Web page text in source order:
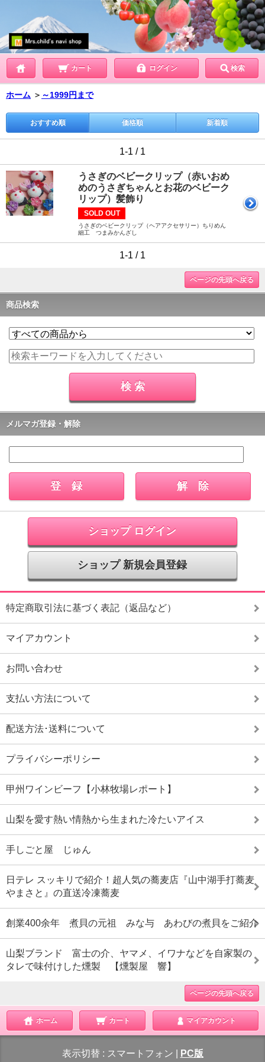
カート ログイン 検索
ホーム ＞ ～1999円まで
おすすめ順 価格順 新着順
1-1 / 1
うさぎのベビークリップ（赤いおめ
めのうさぎちゃんとお花のベビーク
リップ）髪飾り
SOLD OUT
うさぎのベビークリップ（ヘアアクセサリー）ちりめん
細工 つまみかんざし
1-1 / 1
ページの先頭へ戻る
商品検索
メルマガ登録・解除
ショップ ログイン
ショップ 新規会員登録
特定商取引法に基づく表記（返品など）
マイアカウント
お問い合わせ
支払い方法について
配送方法･送料について
プライバシーポリシー
甲州ワインビーフ【小林牧場レポート】
山梨を愛す熱い情熱から生まれた冷たいアイス
手しごと屋 じゅん
日テレ スッキリで紹介！超人気の蕎麦店『山中湖手打蕎麦
やまさと』の直送冷凍蕎麦
創業400余年 煮貝の元祖 みな与 あわびの煮貝をご紹介
山梨ブランド 富士の介、ヤマメ、イワナなどを自家製の
タレで味付けした燻製 【燻製屋 響】
ページの先頭へ戻る
ホーム カート マイアカウント
表示切替 : スマートフォン PC版